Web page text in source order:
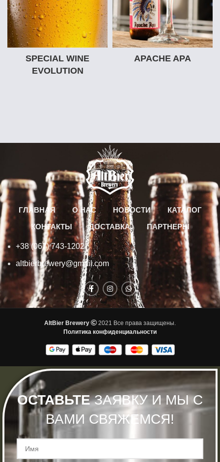
SPECIAL WINE
EVOLUTION
APACHE APA
ГЛАВНАЯ О НАС НОВОСТИ
КАТАЛОГ
КОНТАКТЫ
ДОСТАВКА ПАРТНЕРЫ
+38 (067) 743-1202
altbierbrewery@gmail.com
AltBier Brewery
2021 Все права защищены.
Политика конфиденциальности
ОСТАВЬТЕЗАЯВКУ И МЫ С
ВАМИ СВЯЖЕМСЯ!